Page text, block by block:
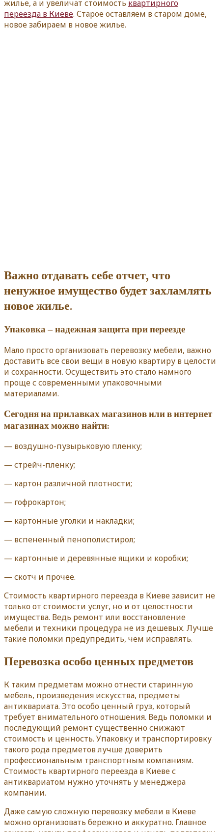
жилье, а и увеличат стоимость квартирного
переезда в Киеве. Старое оставляем в старом доме,
новое забираем в новое жилье.
Важно отдавать себе отчет, что
ненужное имущество будет захламлять
новое жилье.
Упаковка – надежная защита при переезде
Мало просто организовать перевозку мебели, важно
доставить все свои вещи в новую квартиру в целости
и сохранности. Осуществить это стало намного
проще с современными упаковочными
материалами.
Сегодня на прилавках магазинов или в интернет
магазинах можно найти:
— воздушно-пузырьковую пленку;
— стрейч-пленку;
— картон различной плотности;
— гофрокартон;
— картонные уголки и накладки;
— вспененный пенополистирол;
— картонные и деревянные ящики и коробки;
— скотч и прочее.
Стоимость квартирного переезда в Киеве зависит не
только от стоимости услуг, но и от целостности
имущества. Ведь ремонт или восстановление
мебели и техники процедура не из дешевых. Лучше
такие поломки предупредить, чем исправлять.
Перевозка особо ценных предметов
К таким предметам можно отнести старинную
мебель, произведения искусства, предметы
антиквариата. Это особо ценный груз, который
требует внимательного отношения. Ведь поломки и
последующий ремонт существенно снижают
стоимость и ценность. Упаковку и транспортировку
такого рода предметов лучше доверить
профессиональным транспортным компаниям.
Стоимость квартирного переезда в Киеве с
антиквариатом нужно уточнять у менеджера
компании.
Даже самую сложную перевозку мебели в Киеве
можно организовать бережно и аккуратно. Главное